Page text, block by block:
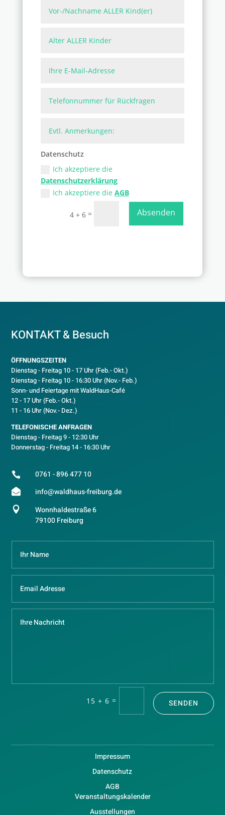
Datenschutz
Ich akzeptiere die
Datenschutzerklärung
Ich akzeptiere die AGB
4 + 6 = Absenden
KONTAKT & Besuch
ÖFFNUNGSZEITEN
Dienstag - Freitag 10 - 17 Uhr (Feb.- Okt.)
Dienstag - Freitag 10 - 16:30 Uhr (Nov.- Feb.)
Sonn- und Feiertage mit WaldHaus-Café
12 - 17 Uhr (Feb.- Okt.)
11 - 16 Uhr (Nov.- Dez.)
TELEFONISCHE ANFRAGEN
Dienstag - Freitag 9 - 12:30 Uhr
Donnerstag - Freitag 14 - 16:30 Uhr
 0761 - 896 477 10
 info@waldhaus-freiburg.de

Wonnhaldestraße 6
79100 Freiburg
15 + 6 = SENDEN
Impressum
Datenschutz
AGB
Veranstaltungskalender
Ausstellungen